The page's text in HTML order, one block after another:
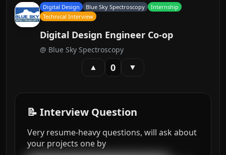
Digital Design Blue Sky Spectroscopy
Internship
Technical Interview
Digital Design Engineer Co-op
@ Blue Sky Spectroscopy
▲ 0 ▼
📝 Interview Question
Very resume-heavy questions, will ask about
your projects one by